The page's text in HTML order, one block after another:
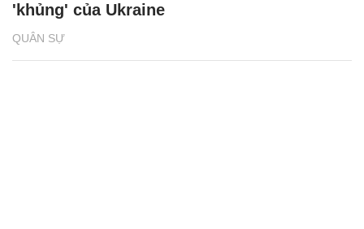
QUÂN SỰ
'khủng' của Ukraine